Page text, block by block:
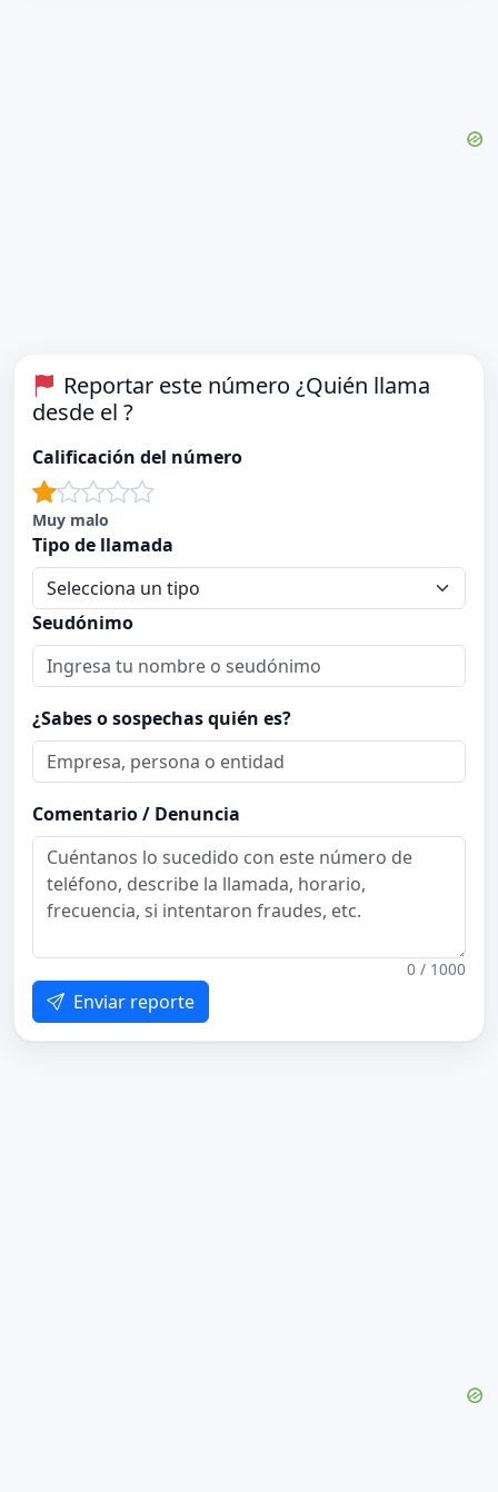
Reportar este número ¿Quién llama
desde el ?
Calificación del número
Muy malo
Tipo de llamada
Seudónimo
¿Sabes o sospechas quién es?
Comentario / Denuncia
0 / 1000
Enviar reporte